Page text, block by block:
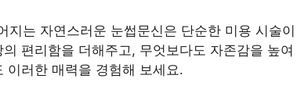
는 자연스러운 눈썹문신은 단순한 미용 시술이
편리함을 더해주고, 무엇보다도 자존감을 높여
이러한 매력을 경험해 보세요.